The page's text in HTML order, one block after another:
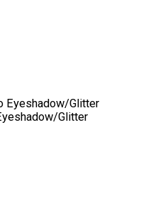
Glitter